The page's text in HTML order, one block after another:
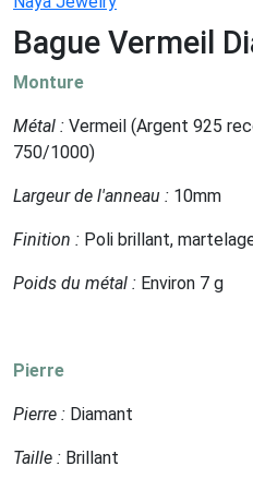
Bague Vermeil
Monture
Métal : Vermeil (Argent 925
750/1000)
Largeur de l'anneau : 10mm
Finition : Poli brillant,
Poids du métal : Environ 7 g
Pierre
Pierre : Diamant
Taille : Brillant